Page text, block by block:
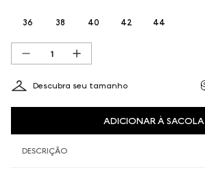
36 38 40 42 44
Descubra seu tamanho
ADICIONAR À SACOLA
DESCRIÇÃO